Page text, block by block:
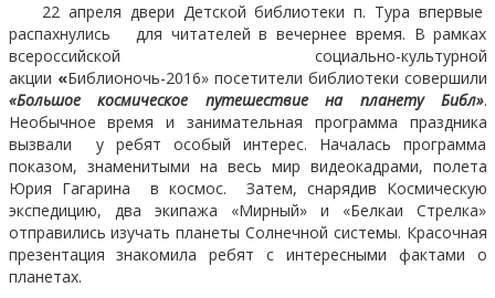
22 апреля двери Детской библиотеки п. Тура впервые
распахнулись для читателей в вечернее время. В рамках
всероссийской социально-культурной
акции «Библионочь-2016» посетители библиотеки совершили
«Большое космическое путешествие на планету Библ».
Необычное время и занимательная программа праздника
вызвали у ребят особый интерес. Началась программа
показом, знаменитыми на весь мир видеокадрами, полета
Юрия Гагарина в космос. Затем, снарядив Космическую
экспедицию, два экипажа «Мирный» и «Белкаи Стрелка»
отправились изучать планеты Солнечной системы. Красочная
презентация знакомила ребят с интересными фактами о
планетах.